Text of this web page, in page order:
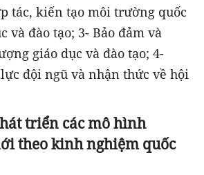
tác, kiến tạo môi trường quốc
và đào tạo; 3- Bảo đảm và
giáo dục và đào tạo; 4-
đội ngũ và nhận thức về hội
triển các mô hình
theo kinh nghiệm quốc